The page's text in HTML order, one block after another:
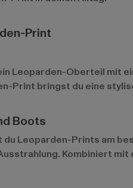
Print
Leoparden-Oberteil mit
Print bringst du eine
Boots
Leoparden-Prints am
Kombiniert